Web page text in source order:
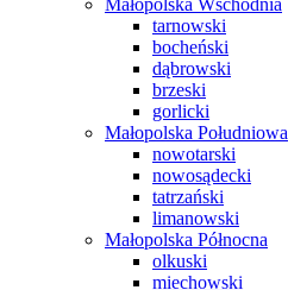
Małopolska Wschodnia
tarnowski
bocheński
dąbrowski
brzeski
gorlicki
Małopolska Południowa
nowotarski
nowosądecki
tatrzański
limanowski
Małopolska Północna
olkuski
miechowski